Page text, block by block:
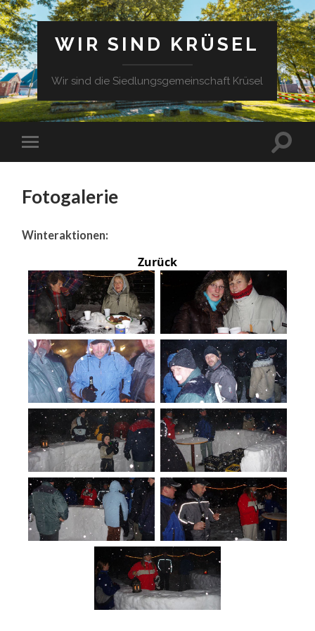
WIR SIND KRÜSEL
Wir sind die Siedlungsgemeinschaft Krüsel
Fotogalerie
Winteraktionen:
Zurück